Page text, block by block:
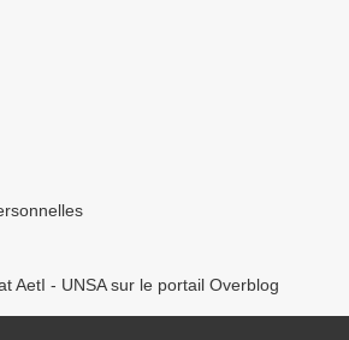
AetI - UNSA sur le portail Overblog